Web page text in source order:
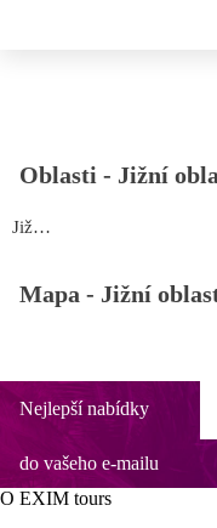
Oblasti - Jižní
Jižní oblast
Mapa - Jižní
Nejlepší nabídky
do vašeho e-mailu
O EXIM tours